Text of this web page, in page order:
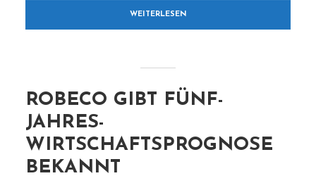
WEITERLESEN
ROBECO GIBT FÜNF-
JAHRES-
WIRTSCHAFTSPROGNOSE
BEKANNT